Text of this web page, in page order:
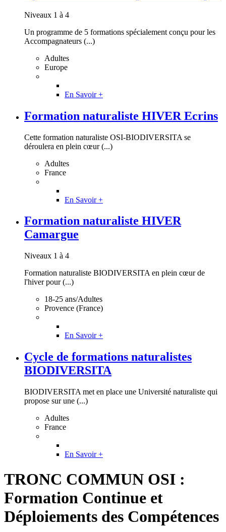
Niveaux 1 à 4
Un programme de 5 formations spécialement conçu pour les
Accompagnateurs (...)
Adultes
Europe
En Savoir +
Formation naturaliste HIVER Ecrins
Cette formation naturaliste OSI-BIODIVERSITA se
déroulera en plein cœur (...)
Adultes
France
En Savoir +
Formation naturaliste HIVER
Camargue
Niveaux 1 à 4
Formation naturaliste BIODIVERSITA en plein cœur de
l'hiver pour (...)
18-25 ans/Adultes
Provence (France)
En Savoir +
Cycle de formations naturalistes
BIODIVERSITA
BIODIVERSITA met en place une Université naturaliste qui
propose sur une (...)
Adultes
France
En Savoir +
TRONC COMMUN OSI :
Formation Continue et
Déploiements des Compétences